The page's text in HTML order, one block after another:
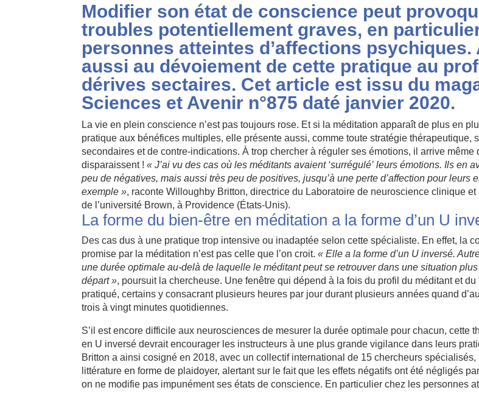
Modifier son état de conscience peut
troubles potentiellement graves, en
personnes atteintes d’affections psychiques.
aussi au dévoiement de cette pratique au
dérives sectaires. Cet article est issu du
Sciences et Avenir n°875 daté janvier 2020.
La vie en plein conscience n’est pas toujours rose. Et si la méditation apparaît de plus en
pratique aux bénéfices multiples, elle présente aussi, comme toute stratégie thérapeutique,
secondaires et de contre-indications. À trop chercher à réguler ses émotions, il arrive
disparaissent !« J’ai vu des cas où les méditants avaient ‘surrégulé’ leurs émotions. Ils en
peu de négatives, mais aussi très peu de positives, jusqu’à une perte d’affection pour leurs
exemple », raconte Willoughby Britton, directrice du Laboratoire de neuroscience clinique
de l’université Brown, à Providence (États-Unis).
La forme du bien-être en méditation a la forme d’un U
Des cas dus à une pratique trop intensive ou inadaptée selon cette spécialiste. En effet, la
promise par la méditation n’est pas celle que l’on croit.« Elle a la forme d’un U inversé.
une durée optimale au-delà de laquelle le méditant peut se retrouver dans une situation
départ », poursuit la chercheuse. Une fenêtre qui dépend à la fois du profil du méditant et
pratiqué, certains y consacrant plusieurs heures par jour durant plusieurs années quand
trois à vingt minutes quotidiennes.
S’il est encore difficile aux neurosciences de mesurer la durée optimale pour chacun, cette
en U inversé devrait encourager les instructeurs à une plus grande vigilance dans leurs
Britton a ainsi cosigné en 2018, avec un collectif international de 15 chercheurs spécialisés,
littérature en forme de plaidoyer, alertant sur le fait que les effets négatifs ont été négligés
on ne modifie pas impunément ses états de conscience. En particulier chez les personnes